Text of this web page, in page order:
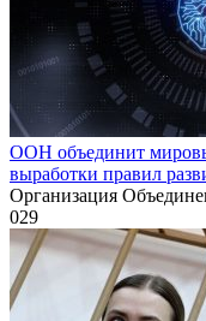
ООН объединит
выработки правил
Организация
029